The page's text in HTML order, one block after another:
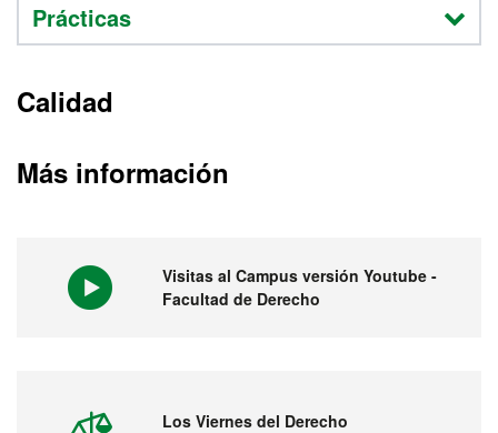
Prácticas
Calidad
Más información
Visitas al Campus versión Youtube -
Facultad de Derecho
Los Viernes del Derecho